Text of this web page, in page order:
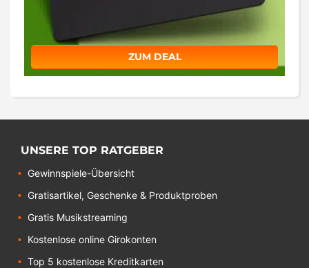
ZUM DEAL
UNSERE TOP RATGEBER
Gewinnspiele-Übersicht
Gratisartikel, Geschenke & Produktproben
Gratis Musikstreaming
Kostenlose online Girokonten
Top 5 kostenlose Kreditkarten